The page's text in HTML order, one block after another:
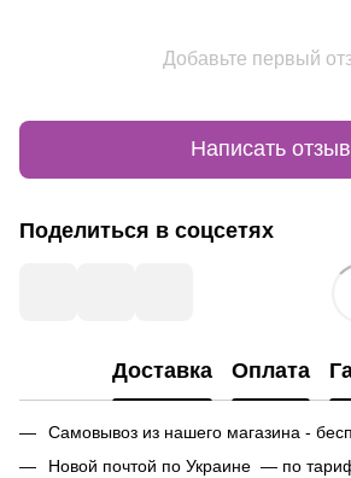
Добавьте первый
Написать отзыв
Поделиться в соцсетях
Доставка Оплата
Самовывоз из нашего магазина -
Новой почтой по Украине — по